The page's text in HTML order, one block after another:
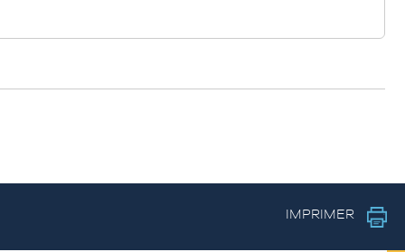
IMPRIMER